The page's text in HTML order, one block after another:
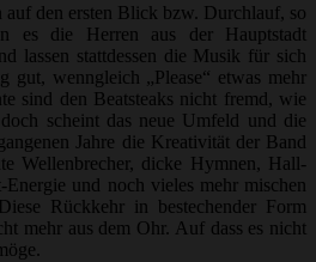
auf den ersten Blick bzw. Durchlauf, so
es die Herren aus der Hauptstadt
lassen stattdessen die Musik für sich
gut, wenngleich „Please“ etwas mehr
sind den Beatsteaks nicht fremd, wie
scheint das neue Umfeld und die
Jahre die Kreativität der Band
Wellenbrecher, dicke Hymnen, Hall-
Energie und noch vieles mehr mischen
Rückkehr in bestechender Form
mehr aus dem Ohr. Auf dass es nicht